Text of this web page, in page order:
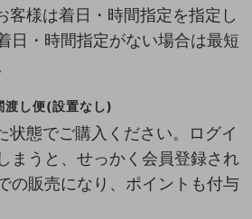
様は着日・時間指定を指定し
日・時間指定がない場合は最短
渡し便(設置なし)
態でご購入ください。ログイ
まうと、せっかく会員登録され
の販売になり、ポイントも付与